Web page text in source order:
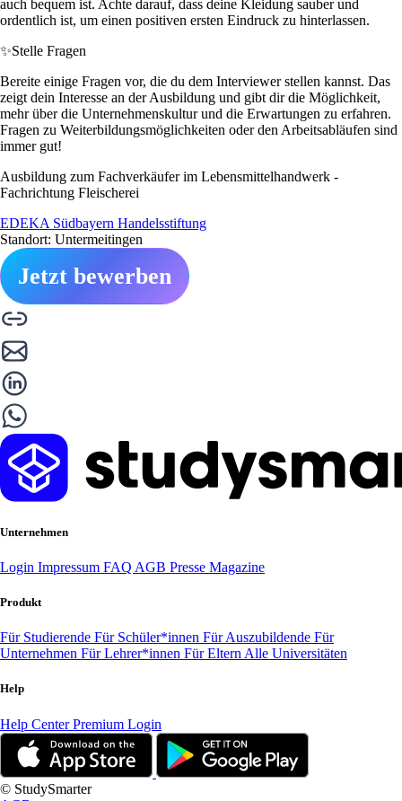
auch bequem ist. Achte darauf, dass deine Kleidung sauber und
ordentlich ist, um einen positiven ersten Eindruck zu hinterlassen.
✨Stelle Fragen
Bereite einige Fragen vor, die du dem Interviewer stellen kannst. Das
zeigt dein Interesse an der Ausbildung und gibt dir die Möglichkeit,
mehr über die Unternehmenskultur und die Erwartungen zu erfahren.
Fragen zu Weiterbildungsmöglichkeiten oder den Arbeitsabläufen sind
immer gut!
Ausbildung zum Fachverkäufer im Lebensmittelhandwerk -
Fachrichtung Fleischerei
EDEKA Südbayern Handelsstiftung
Standort: Untermeitingen
Jetzt bewerben
Unternehmen
Login Impressum FAQ AGB Presse Magazine
Produkt
Für Studierende Für Schüler*innen Für Auszubildende Für
Unternehmen Für Lehrer*innen Für Eltern Alle Universitäten
Help
Help CenterPremium Login
© StudySmarter